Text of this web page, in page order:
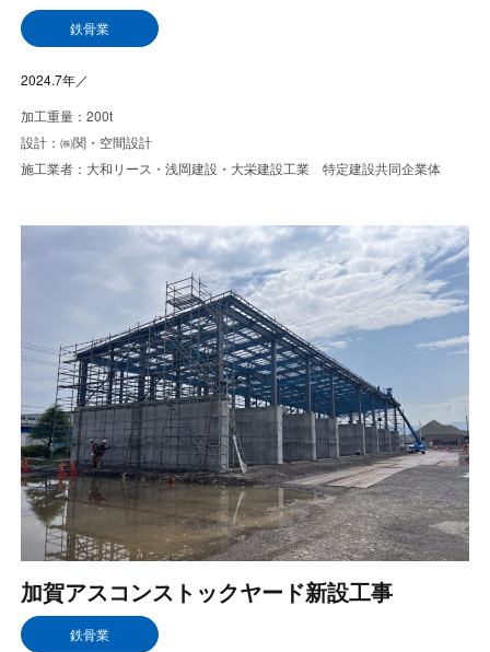
鉄骨業
2024.7年／
加工重量：200t
設計：㈱関・空間設計
施工業者：大和リース・浅岡建設・大栄建設工業 特定建設共同企業体
加賀アスコンストックヤード新設工事
鉄骨業